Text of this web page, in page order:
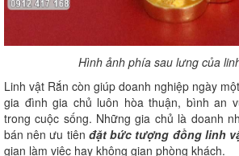
Hình ảnh phía sau lưng của
Linh vật Rắn còn giúp doanh nghiệp ngày
gia đình gia chủ luôn hòa thuận, bình an
trong cuộc sống. Những gia chủ là doanh
bán nên ưu tiên đặt bức tượng đồng linh
gian làm việc hay không gian phòng khách.